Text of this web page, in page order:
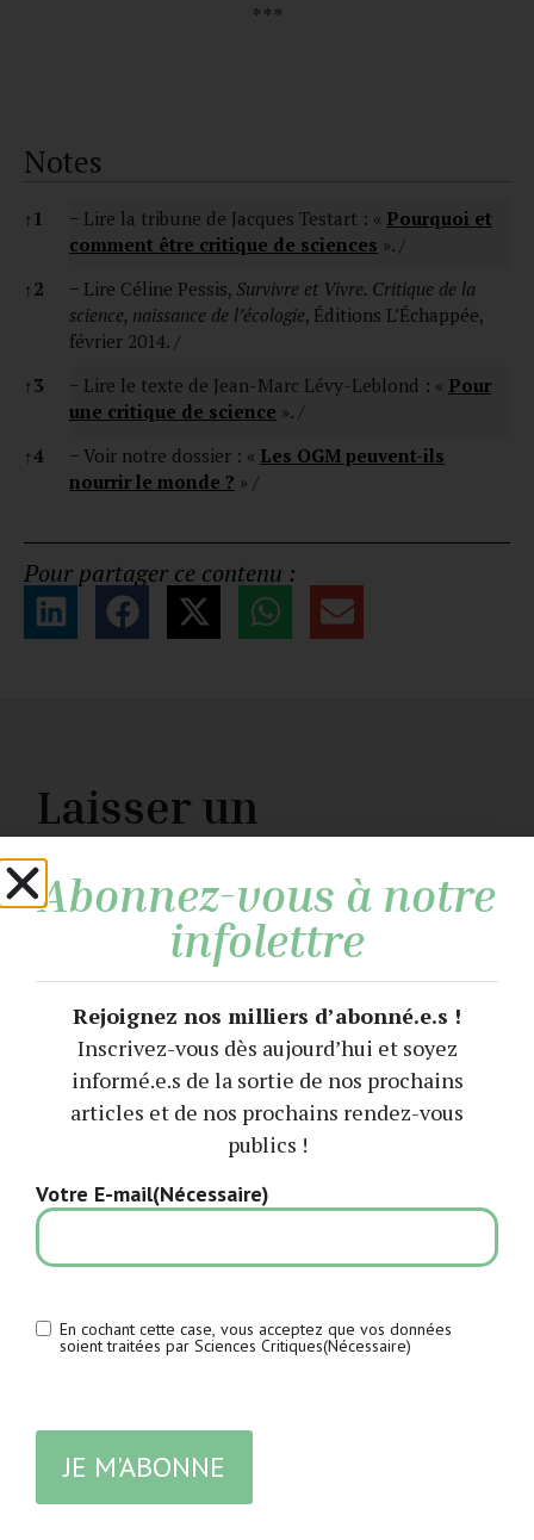
* * *
Notes
Notes
↑ 1 − Lire la tribune de Jacques Testart : « Pourquoi et
comment être critique de sciences ». /
↑ 2 − Lire Céline Pessis, Survivre et Vivre. Critique de la
science, naissance de l’écologie, Éditions L’Échappée,
février 2014. /
↑ 3 − Lire le texte de Jean-Marc Lévy-Leblond : « Pour
une critique de science ». /
↑4 − Voir notre dossier : « Les OGM peuvent-ils
nourrir le monde ? » /
Pour partager ce contenu :
Laisser un
commentaire
Votre adresse e-mail ne sera pas publiée. Les
champs obligatoires sont indiqués avec
Nom*
E-mail *
Abonnez-vous à notre
infolettre
Rejoignez nos milliers d’abonné.e.s !
Inscrivez-vous dès aujourd’hui et soyez
informé.e.s de la sortie de nos prochains
articles et de nos prochains rendez-vous
publics !
Votre E-mail(Nécessaire)
RGPD(Nécessaire)
En cochant cette case, vous acceptez que vos données
soient traitées par Sciences Critiques‎(Nécessaire)